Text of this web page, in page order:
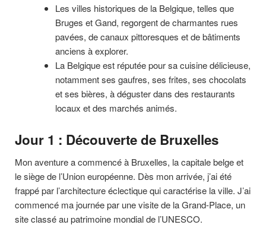
Les villes historiques de la Belgique, telles que
Bruges et Gand, regorgent de charmantes rues
pavées, de canaux pittoresques et de bâtiments
anciens à explorer.
La Belgique est réputée pour sa cuisine délicieuse,
notamment ses gaufres, ses frites, ses chocolats
et ses bières, à déguster dans des restaurants
locaux et des marchés animés.
Jour 1 : Découverte de Bruxelles
Mon aventure a commencé à Bruxelles, la capitale belge et
le siège de l’Union européenne. Dès mon arrivée, j’ai été
frappé par l’architecture éclectique qui caractérise la ville. J’ai
commencé ma journée par une visite de la Grand-Place, un
site classé au patrimoine mondial de l’UNESCO.